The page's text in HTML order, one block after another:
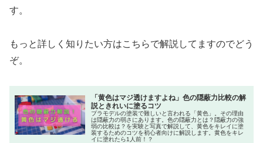
す。
もっと詳しく知りたい方はこちらで解説してますのでどう
ぞ。
「黄色はマジ透けますよね」色の隠蔽力比較の解
説ときれいに塗るコツ
プラモデルの塗装で難しいと言われる「黄色」。その理由
は隠蔽力の弱さにあります。色の隠蔽力とは？隠蔽力の強
弱の比較は？を実験と写真で解説して、黄色をキレイに塗
装するためのコツを初心者向けに解説します。黄色をキレ
イに塗れたら1人前！？